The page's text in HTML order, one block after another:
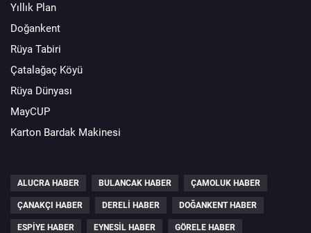
Yıllık Plan
Doğankent
Rüya Tabiri
Çatalağaç Köyü
Rüya Dünyası
MayCUP
Karton Bardak Makinesi
ALUCRA HABER BULANCAK HABER ÇAMOLUK HABER
ÇANAKÇI HABER DERELI HABER DOĞANKENT HABER
ESPIYE HABER EYNESIL HABER GÖRELE HABER